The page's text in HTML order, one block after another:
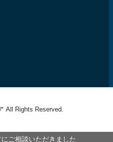
All Rights Reserved.
ご相談いただきました